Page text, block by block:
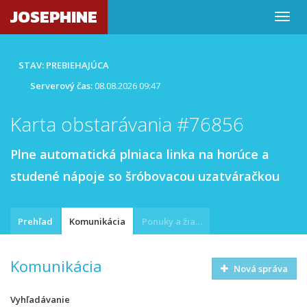
JOSEPHINE
STAV: PREBIEHAJÚCA
Serverový čas:08.08.2026 09:47
Karta obstarávania #76856
Plne automatická plniaca linka na horúce a
studené nápoje so šróbovacou uzatváračkou
Prehľad Komunikácia Ponuky a žiadosti
Komunikácia Nová správa
Vyhľadávanie